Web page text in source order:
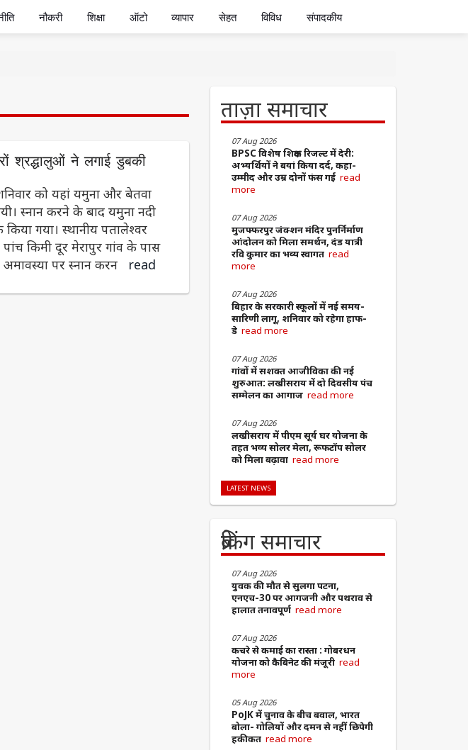
नौकरी शिक्षा ऑटो व्यापार सेहत विविध संपादकीय
श्रद्धालुओं ने लगाई डुबकी
को यहां यमुना और बेतवा
स्नान करने के बाद यमुना नदी
गया। स्थानीय पतालेश्वर
किमी दूर मेरापुर गांव के पास
पर स्नान करन read
ताज़ा समाचार
07 Aug 2026
BPSC विशेष शिक्षक रिजल्ट में देरी:
अभ्यर्थियों ने बयां किया दर्द, कहा-
उम्मीद और उम्र दोनों फंस गईं read
more
07 Aug 2026
मुजफ्फरपुर जंक्शन मंदिर पुनर्निर्माण
आंदोलन को मिला समर्थन, दंड यात्री
रवि कुमार का भव्य स्वागत read
more
07 Aug 2026
बिहार के सरकारी स्कूलों में नई समय-
सारिणी लागू, शनिवार को रहेगा हाफ-
डे read more
07 Aug 2026
​गांवों में सशक्त आजीविका की नई
शुरुआत: लखीसराय में दो दिवसीय पंच
सम्मेलन का आगाज read more
07 Aug 2026
लखीसराय में पीएम सूर्य घर योजना के
तहत भव्य सोलर मेला, रूफटॉप सोलर
को मिला बढ़ावा read more
LATEST NEWS
ब्रेकिंग समाचार
07 Aug 2026
युवक की मौत से सुलगा पटना,
एनएच-30 पर आगजनी और पथराव से
हालात तनावपूर्ण read more
07 Aug 2026
कचरे से कमाई का रास्ता : गोबरधन
योजना को कैबिनेट की मंजूरी read
more
05 Aug 2026
PoJK में चुनाव के बीच बवाल, भारत
बोला- गोलियों और दमन से नहीं छिपेगी
हकीकत read more